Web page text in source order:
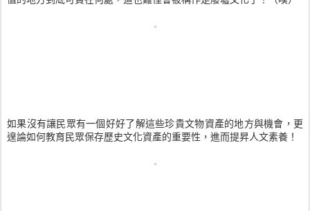
如果沒有讓民眾有一個好好了解這些珍貴文物資產的地方與機會，更
遑論如何教育民眾保存歷史文化資產的重要性，進而提昇人文素養！